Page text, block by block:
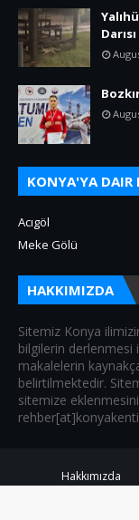
KONYA'YA DAIR
Acıgöl
Meke Gölü
HAKKIMIZDA
Sitemiz Konya
bilgilerin derlenmesi
makalelerin
belirtilmektedir.
sitemize
Hakkımızda